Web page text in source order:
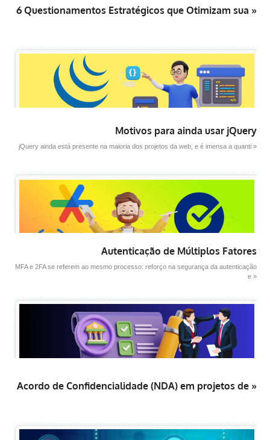
6 Questionamentos Estratégicos que Otimizam sua »
Motivos para ainda usar jQuery
jQuery ainda está presente na maioria dos projetos da web, e é imensa a quanti »
Autenticação de Múltiplos Fatores
MFA e 2FA se referem ao mesmo processo: reforço na segurança da autenticação
e »
Acordo de Confidencialidade (NDA) em projetos de »